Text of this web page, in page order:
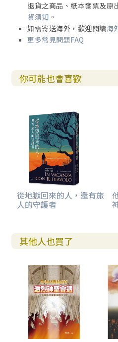
退貨之商品、紙本發票及原
貨須知 。
如需寄送海外，歡迎閱讀海
更多常見問題FAQ
你可能也會喜歡
從地獄回來的人，還有旅
人的守護者
其他人也買了